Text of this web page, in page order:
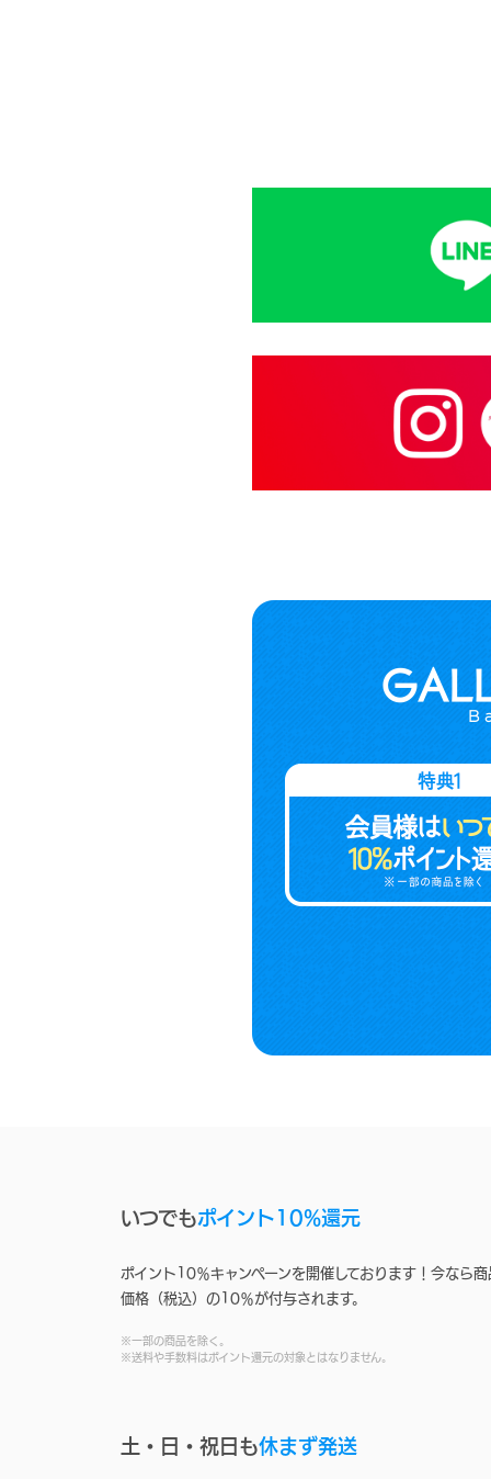
いつでもポイント10%還元
ポイント10％キャンペーンを開催しております！今なら商
価格（税込）の10％が付与されます。
※一部の商品を除く。
※送料や手数料はポイント還元の対象とはなりません。
土・日・祝日も休まず発送